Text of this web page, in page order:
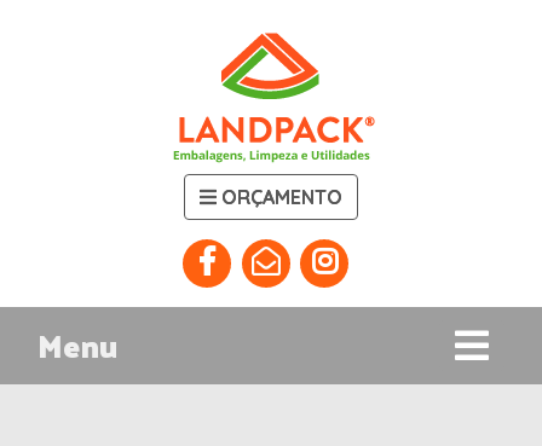
ORÇAMENTO
Menu